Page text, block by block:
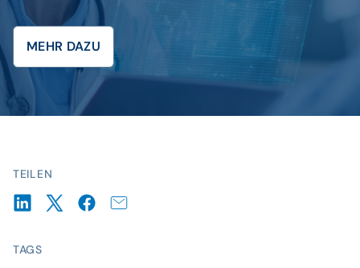
TEILEN
TAGS
MEHR DAZU